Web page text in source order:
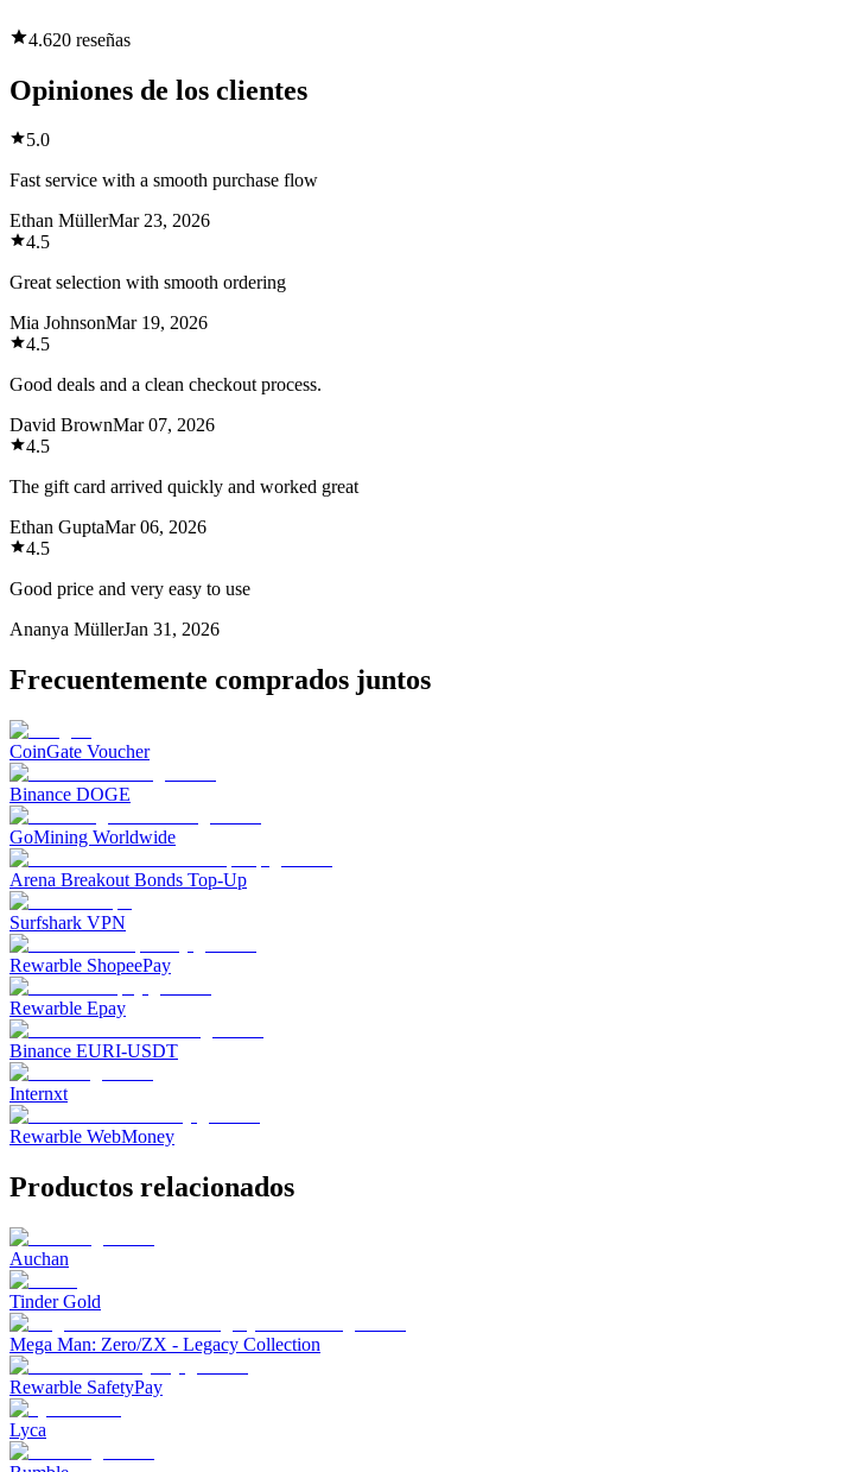
4.620 reseñas
Opiniones de los clientes
5.0
Fast service with a smooth purchase flow
Ethan MüllerMar 23, 2026
4.5
Great selection with smooth ordering
Mia JohnsonMar 19, 2026
4.5
Good deals and a clean checkout process.
David BrownMar 07, 2026
4.5
The gift card arrived quickly and worked great
Ethan GuptaMar 06, 2026
4.5
Good price and very easy to use
Ananya MüllerJan 31, 2026
Frecuentemente comprados juntos
CoinGate Voucher
Binance DOGE
GoMining Worldwide
Arena Breakout Bonds Top-Up
Surfshark VPN
Rewarble ShopeePay
Rewarble Epay
Binance EURI-USDT
Internxt
Rewarble WebMoney
Productos relacionados
Auchan
Tinder Gold
Mega Man: Zero/ZX - Legacy Collection
Rewarble SafetyPay
Lyca